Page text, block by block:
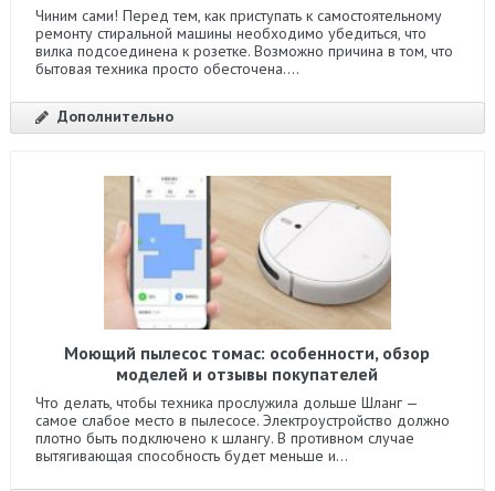
Чиним сами! Перед тем, как приступать к самостоятельному
ремонту стиральной машины необходимо убедиться, что
вилка подсоединена к розетке. Возможно причина в том, что
бытовая техника просто обесточена....
Дополнительно
Моющий пылесос томас: особенности, обзор
моделей и отзывы покупателей
Что делать, чтобы техника прослужила дольше Шланг —
самое слабое место в пылесосе. Электроустройство должно
плотно быть подключено к шлангу. В противном случае
вытягивающая способность будет меньше и...